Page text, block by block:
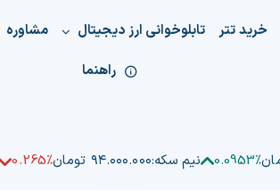
خرید تتر تابلوخوانی ارز دیجیتال مشاوره
راهنما
0.0953% نیم سکه:۹۴.۰۰۰.۰۰۰ تومان 0.265%